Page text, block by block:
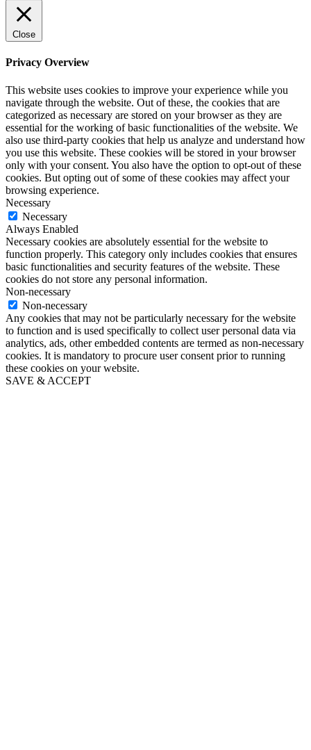
Close
Privacy Overview
This website uses cookies to improve your experience while you
navigate through the website. Out of these, the cookies that are
categorized as necessary are stored on your browser as they are
essential for the working of basic functionalities of the website. We
also use third-party cookies that help us analyze and understand how
you use this website. These cookies will be stored in your browser
only with your consent. You also have the option to opt-out of these
cookies. But opting out of some of these cookies may affect your
browsing experience.
Necessary
Necessary
Always Enabled
Necessary cookies are absolutely essential for the website to
function properly. This category only includes cookies that ensures
basic functionalities and security features of the website. These
cookies do not store any personal information.
Non-necessary
Non-necessary
Any cookies that may not be particularly necessary for the website
to function and is used specifically to collect user personal data via
analytics, ads, other embedded contents are termed as non-necessary
cookies. It is mandatory to procure user consent prior to running
these cookies on your website.
SAVE & ACCEPT